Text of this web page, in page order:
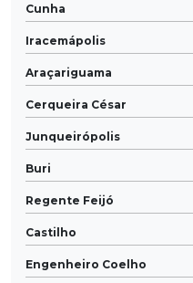
Cunha
Iracemápolis
Araçariguama
Cerqueira César
Junqueirópolis
Buri
Regente Feijó
Castilho
Engenheiro Coelho